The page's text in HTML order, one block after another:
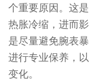
个重要原因。这
热胀冷缩，进而
是尽量避免腕表
进行专业保养，
变化。